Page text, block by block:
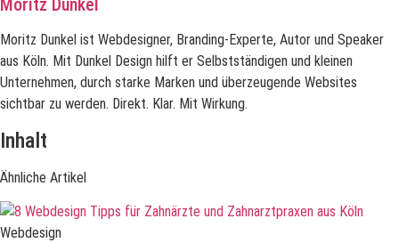
Moritz Dunkel
Moritz Dunkel ist Webdesigner, Branding-Experte, Autor und Speaker
aus Köln. Mit Dunkel Design hilft er Selbstständigen und kleinen
Unternehmen, durch starke Marken und überzeugende Websites
sichtbar zu werden. Direkt. Klar. Mit Wirkung.
Inhalt
Ähnliche Artikel
Webdesign